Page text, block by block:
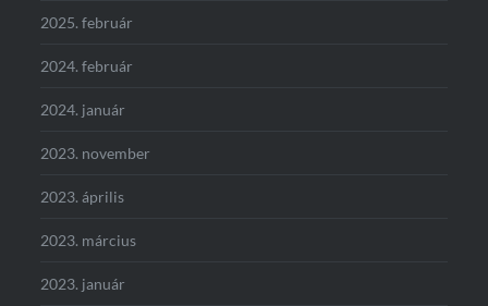
2025. február
2024. február
2024. január
2023. november
2023. április
2023. március
2023. január